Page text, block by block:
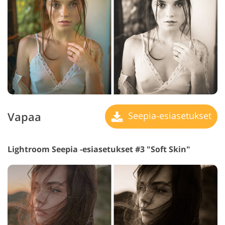
Vapaa Seepia-esiasetukset
Lightroom Seepia -esiasetukset #3 "Soft Skin"